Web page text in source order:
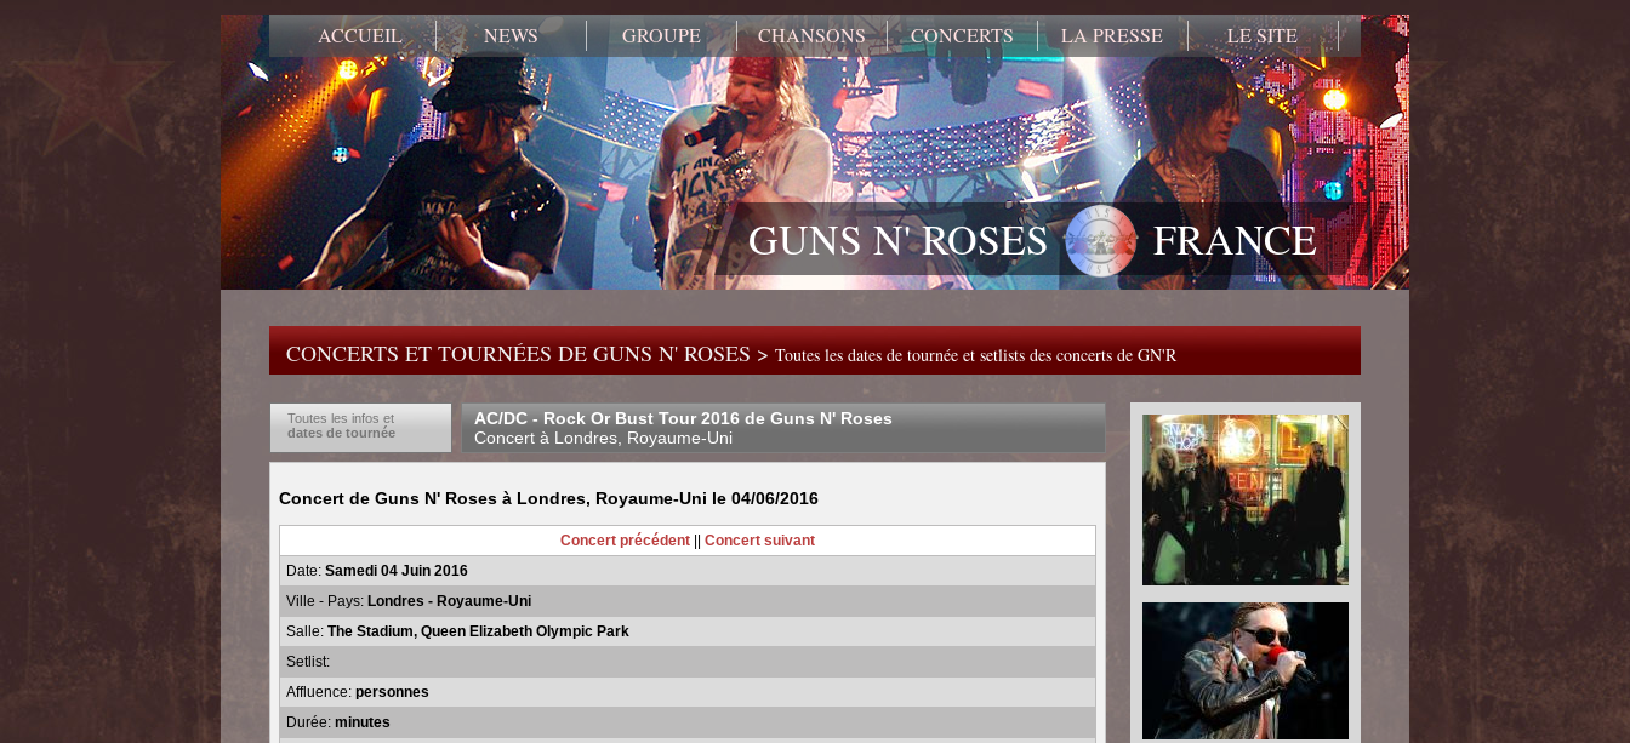
ACCUEIL NEWS GROUPE CHANSONS CONCERTS LA PRESSE LE SITE
GUNS N' ROSES FRANCE
CONCERTS ET TOURNÉES DE GUNS N' ROSES >Toutes les dates de tournée et setlists des concerts de GN'R
Toutes les infos et
dates de tournée
AC/DC - Rock Or Bust Tour 2016 de Guns N' Roses
Concert à Londres, Royaume-Uni
Concert de Guns N' Roses à Londres, Royaume-Uni le 04/06/2016
Concert précédent
Concert suivant
Date: Samedi 04 Juin 2016
Ville - Pays: Londres - Royaume-Uni
Salle: The Stadium, Queen Elizabeth Olympic Park
Setlist:
Affluence: personnes
Durée: minutes